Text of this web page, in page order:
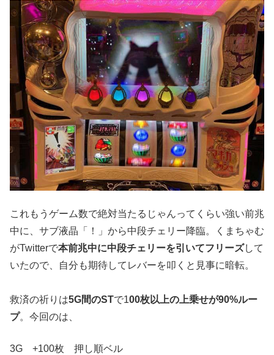
これもうゲーム数で絶対当たるじゃんってくらい強い前兆
中に、サブ液晶「！」から中段チェリー降臨。くまちゃむ
がTwitterで本前兆中に中段チェリーを引いてフリーズして
いたので、自分も期待してレバーを叩くと見事に暗転。
救済の祈りは5G間のSTで100枚以上の上乗せが90%ルー
プ。今回のは、
3G +100枚 押し順ベル